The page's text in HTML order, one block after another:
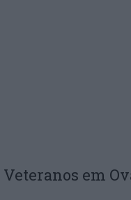
em